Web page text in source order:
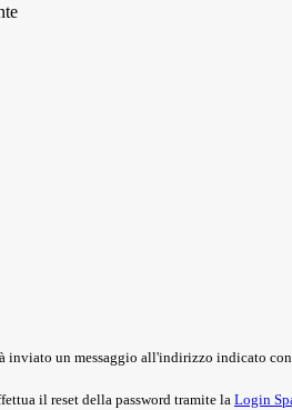
inviato un messaggio all'indirizzo indicato
il reset della password tramite la Login